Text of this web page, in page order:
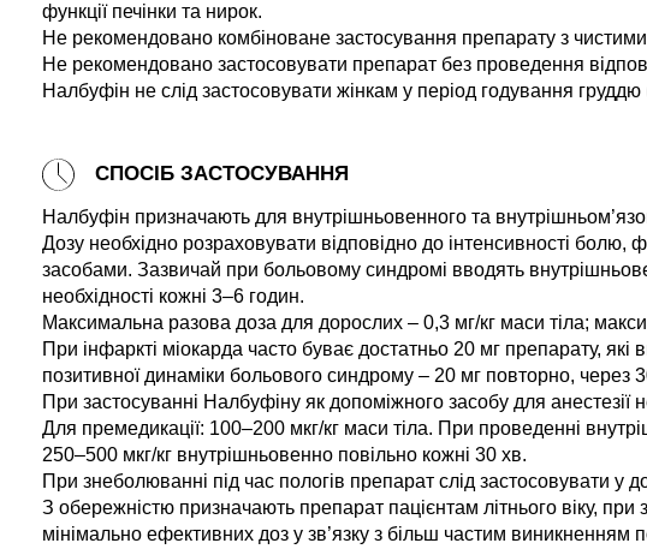
функції печінки та нирок.
Не рекомендовано комбіноване застосування препарату з
Не рекомендовано застосовувати препарат без проведення
Налбуфін не слід застосовувати жінкам у період годування
СПОСІБ ЗАСТОСУВАННЯ
Налбуфін призначають для внутрішньовенного та
Дозу необхідно розраховувати відповідно до інтенсивності
засобами. Зазвичай при больовому синдромі вводять
необхідності кожні 3–6 годин.
Максимальна разова доза для дорослих – 0,3 мг/кг маси тіла;
При інфаркті міокарда часто буває достатньо 20 мг препарату,
позитивної динаміки больового синдрому – 20 мг повторно, через
При застосуванні Налбуфіну як допоміжного засобу для анестезії
Для премедикації: 100–200 мкг/кг маси тіла. При проведенні
250–500 мкг/кг внутрішньовенно повільно кожні 30 хв.
При знеболюванні під час пологів препарат слід застосовувати у
З обережністю призначають препарат пацієнтам літнього віку,
мінімально ефективних доз у зв’язку з більш частим виникненням